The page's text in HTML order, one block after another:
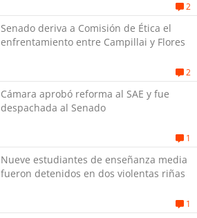
2
Senado deriva a Comisión de Ética el
enfrentamiento entre Campillai y Flores
2
Cámara aprobó reforma al SAE y fue
despachada al Senado
1
Nueve estudiantes de enseñanza media
fueron detenidos en dos violentas riñas
1